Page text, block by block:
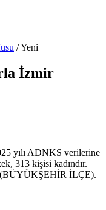
/Yeni
İzmir
yılı ADNKS verilerine
313 kişisi kadındır.
(BÜYÜKŞEHİR İLÇE).